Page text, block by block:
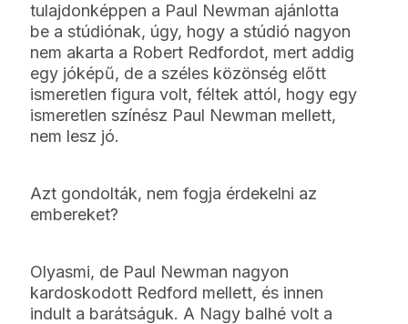
tulajdonképpen a Paul Newman ajánlotta
be a stúdiónak, úgy, hogy a stúdió nagyon
nem akarta a Robert Redfordot, mert addig
egy jóképű, de a széles közönség előtt
ismeretlen figura volt, féltek attól, hogy egy
ismeretlen színész Paul Newman mellett,
nem lesz jó.
Azt gondolták, nem fogja érdekelni az
embereket?
Olyasmi, de Paul Newman nagyon
kardoskodott Redford mellett, és innen
indult a barátságuk. A Nagy balhé volt a